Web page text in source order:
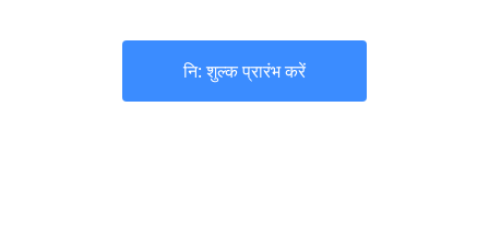
नि: शुल्क प्रारंभ करें